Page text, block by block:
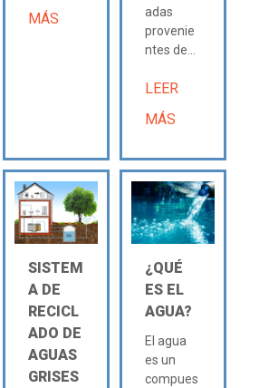
MÁS
adas
provenie
ntes de...
LEER
MÁS
SISTEM
A DE
RECICL
ADO DE
AGUAS
GRISES
¿QUÉ
ES EL
AGUA?
El agua
es un
compues